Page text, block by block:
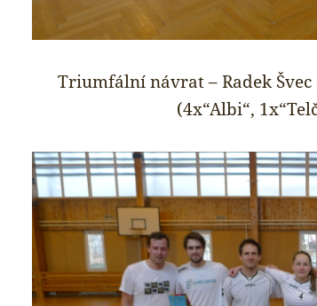
Triumfální návrat – Radek
(4x“Albi“,